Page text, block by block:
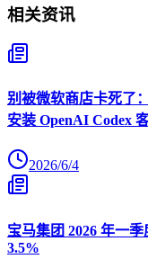
相关资讯
别被微软商店卡死了
安装 OpenAI Codex
2026/6/4
宝马集团 2026 年一
3.5%